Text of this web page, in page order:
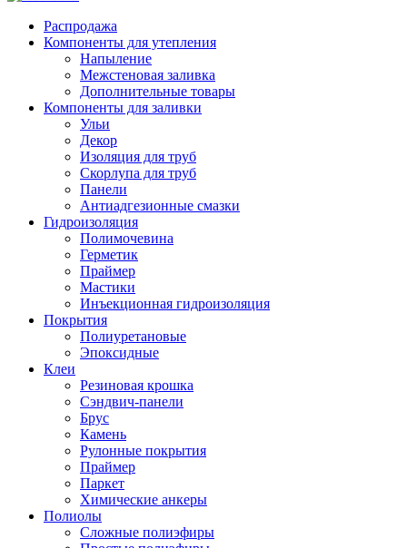
Распродажа
Компоненты для утепления
Напыление
Межстеновая заливка
Дополнительные товары
Компоненты для заливки
Ульи
Декор
Изоляция для труб
Скорлупа для труб
Панели
Антиадгезионные смазки
Гидроизоляция
Полимочевина
Герметик
Праймер
Мастики
Инъекционная гидроизоляция
Покрытия
Полиуретановые
Эпоксидные
Клеи
Резиновая крошка
Сэндвич-панели
Брус
Камень
Рулонные покрытия
Праймер
Паркет
Химические анкеры
Полиолы
Сложные полиэфиры